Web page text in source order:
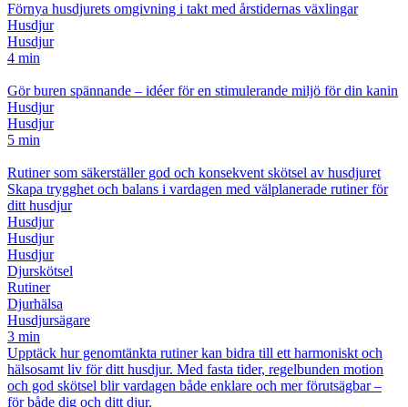
Förnya husdjurets omgivning i takt med årstidernas växlingar
Husdjur
Husdjur
4 min
Gör buren spännande – idéer för en stimulerande miljö för din kanin
Husdjur
Husdjur
5 min
Rutiner som säkerställer god och konsekvent skötsel av husdjuret
Skapa trygghet och balans i vardagen med välplanerade rutiner för
ditt husdjur
Husdjur
Husdjur
Husdjur
Djurskötsel
Rutiner
Djurhälsa
Husdjursägare
3 min
Upptäck hur genomtänkta rutiner kan bidra till ett harmoniskt och
hälsosamt liv för ditt husdjur. Med fasta tider, regelbunden motion
och god skötsel blir vardagen både enklare och mer förutsägbar –
för både dig och ditt djur.